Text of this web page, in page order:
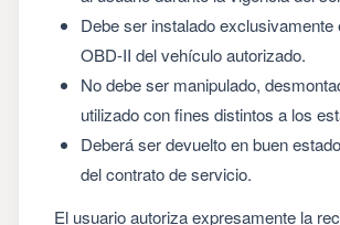
Debe ser instalado exclusivamente
OBD-II del vehículo autorizado.
No debe ser manipulado,
utilizado con fines distintos a los
Deberá ser devuelto en buen
del contrato de servicio.
El usuario autoriza expresamente la